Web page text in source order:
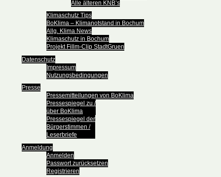
Alle älteren KNB’s
Klimaschutz Tips
BoKlima – Klimanotstand in Bochum
Allg. Klima News
Klimaschutz in Bochum
Projekt Fillm-Clip StadtGruen
Datenschutz
Impressum
Nutzungsbedingungen
Presse
Pressemitteilungen von BoKlima
Pressespiegel zu /
über BoKlima
Pressespiegel der
Bürgerstimmen /
Leserbriefe
Anmeldung
Anmelden
Passwort zurücksetzen
Registrieren